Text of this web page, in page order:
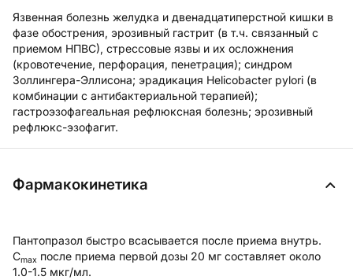
Язвенная болезнь желудка и двенадцатиперстной кишки в
фазе обострения, эрозивный гастрит (в т.ч. связанный с
приемом НПВС), стрессовые язвы и их осложнения
(кровотечение, перфорация, пенетрация); синдром
Золлингера-Эллисона; эрадикация Helicobacter pylori (в
комбинации с антибактериальной терапией);
гастроэзофагеальная рефлюксная болезнь; эрозивный
рефлюкс-эзофагит.
Фармакокинетика
Пантопразол быстро всасывается после приема внутрь.
Сmax после приема первой дозы 20 мг составляет около
1.0-1.5 мкг/мл.